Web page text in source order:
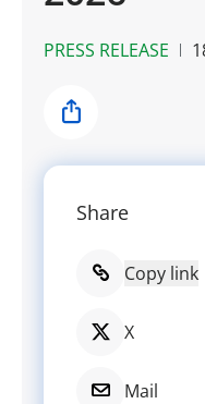
PRESS RELEASE
Share
Share
Copy link
X
Mail